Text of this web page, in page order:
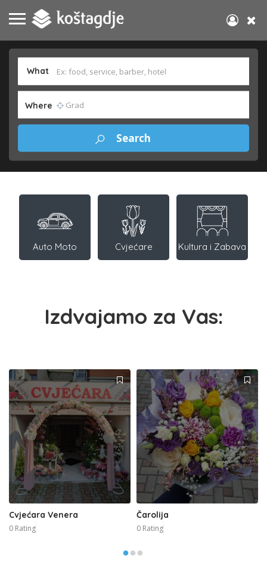
What
Where
Auto Moto Cvjećare Kultura i Zabava
Izdvajamo za Vas:
Cvjećara Venera
0 Rating
Čarolija
0 Rating